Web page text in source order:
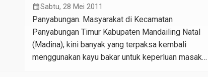
calendar_monthSabtu, 28 Mei 2011
Panyabungan. Masyarakat di Kecamatan
Panyabungan Timur Kabupaten Mandailing Natal
(Madina), kini banyak yang terpaksa kembali
menggunakan kayu bakar untuk keperluan masak